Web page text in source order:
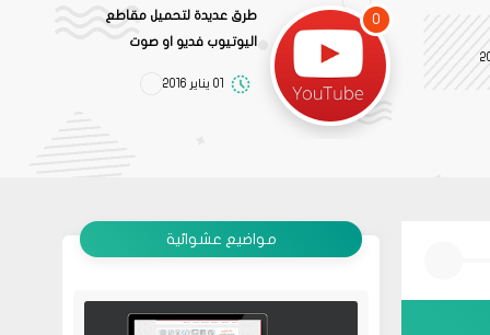
0
طرق عديدة لتحميل مقاطع
اليوتيوب فديو او صوت
01 يناير 2016
مواضيع عشوائية